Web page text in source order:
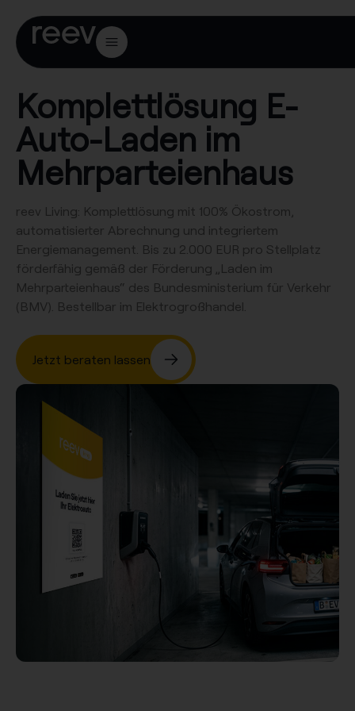
Komplettlösung E-
Auto-Laden im
Mehrparteienhaus
reev Living: Komplettlösung mit 100% Ökostrom,
automatisierter Abrechnung und integriertem
Energiemanagement. Bis zu 2.000 EUR pro Stellplatz
förderfähig gemäß der Förderung „Laden im
Mehrparteienhaus“ des Bundesministerium für Verkehr
(BMV). Bestellbar im Elektrogroßhandel.
Jetzt beraten lassen